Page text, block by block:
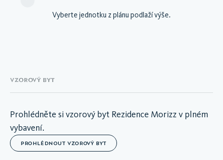
A.03.07
A.03.08
A.03.10
A.03.11
A.03.12
A.03.13
Vyberte jednotku z plánu podlaží výše.
VZOROVÝ BYT
Prohlédněte si vzorový byt Rezidence Morizz v plném
vybavení.
PROHLÉDNOUT VZOROVÝ BYT